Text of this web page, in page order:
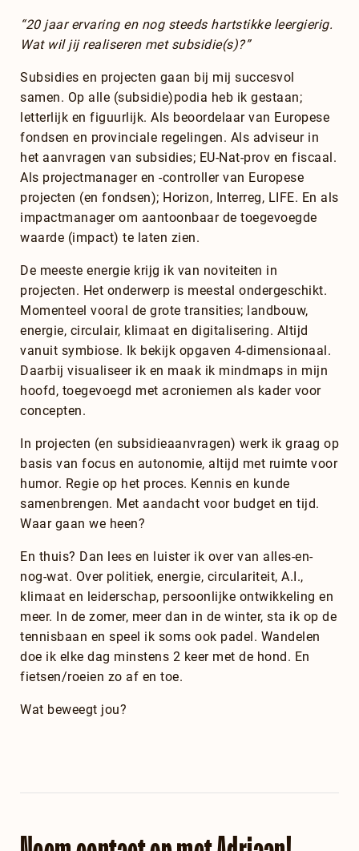
“20 jaar ervaring en nog steeds hartstikke leergierig.
Wat wil jij realiseren met subsidie(s)?”
Subsidies en projecten gaan bij mij succesvol
samen. Op alle (subsidie)podia heb ik gestaan;
letterlijk en figuurlijk. Als beoordelaar van Europese
fondsen en provinciale regelingen. Als adviseur in
het aanvragen van subsidies; EU-Nat-prov en fiscaal.
Als projectmanager en -controller van Europese
projecten (en fondsen); Horizon, Interreg, LIFE. En als
impactmanager om aantoonbaar de toegevoegde
waarde (impact) te laten zien.
De meeste energie krijg ik van noviteiten in
projecten. Het onderwerp is meestal ondergeschikt.
Momenteel vooral de grote transities; landbouw,
energie, circulair, klimaat en digitalisering. Altijd
vanuit symbiose. Ik bekijk opgaven 4-dimensionaal.
Daarbij visualiseer ik en maak ik mindmaps in mijn
hoofd, toegevoegd met acroniemen als kader voor
concepten.
In projecten (en subsidieaanvragen) werk ik graag op
basis van focus en autonomie, altijd met ruimte voor
humor. Regie op het proces. Kennis en kunde
samenbrengen. Met aandacht voor budget en tijd.
Waar gaan we heen?
En thuis? Dan lees en luister ik over van alles-en-
nog-wat. Over politiek, energie, circulariteit, A.I.,
klimaat en leiderschap, persoonlijke ontwikkeling en
meer. In de zomer, meer dan in de winter, sta ik op de
tennisbaan en speel ik soms ook padel. Wandelen
doe ik elke dag minstens 2 keer met de hond. En
fietsen/roeien zo af en toe.
Wat beweegt jou?